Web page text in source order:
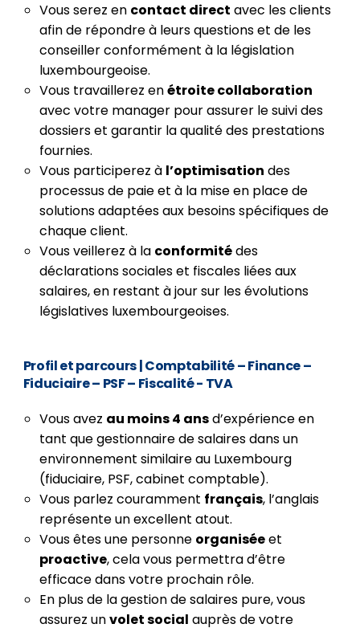
Vous serez en contact direct avec les clients
afin de répondre à leurs questions et de les
conseiller conformément à la législation
luxembourgeoise.
Vous travaillerez enétroite collaboration
avec votre manager pour assurer le suivi des
dossiers et garantir la qualité des prestations
fournies.
Vous participerez à l’optimisation des
processus de paie et à la mise en place de
solutions adaptées aux besoins spécifiques de
chaque client.
Vous veillerez à la conformitédes
déclarations sociales et fiscales liées aux
salaires, en restant à jour sur les évolutions
législatives luxembourgeoises.
Profil et parcours| Comptabilité – Finance –
Fiduciaire – PSF – Fiscalité - TVA
Vous avez au moins 4 ansd’expérience en
tant que gestionnaire de salaires dans un
environnement similaire au Luxembourg
(fiduciaire, PSF, cabinet comptable).
Vous parlez couramment français, l’anglais
représente un excellent atout.
Vous êtes une personne organiséeet
proactive, cela vous permettra d’être
efficace dans votre prochain rôle.
En plus de la gestion de salaires pure, vous
assurez unvolet social auprès de votre